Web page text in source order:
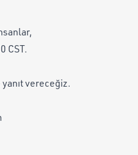
CST.
vereceğiz.